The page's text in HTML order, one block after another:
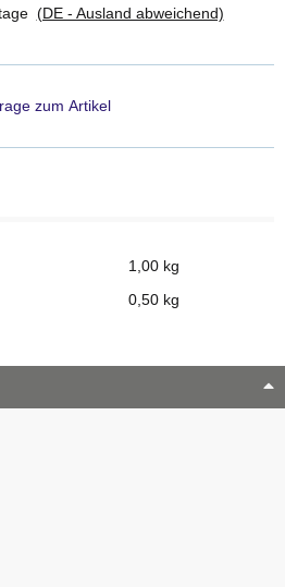
(DE - Ausland abweichend)
zum Artikel
1,00 kg
0,50 kg